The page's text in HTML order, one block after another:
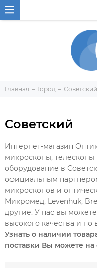
Главная Город Советский
Советский
Интернет-магазин
микроскопы, телескопы
оборудование в
официальным
микроскопов и
Микромед, Levenhuk,
другие. У нас вы можете
высокого качества и
Узнать о наличии
поставки Вы можете на